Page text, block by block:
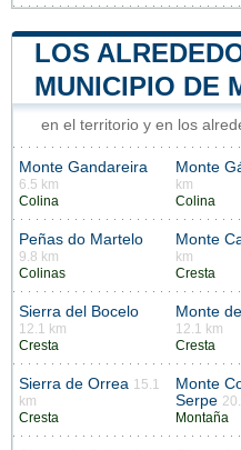
LOS
MUNICIPIO DE
en el territorio y en los
Monte Gandareira
6.5 km
Colina
Monte
km
Colina
Peñas do Martelo
9.8 km
Colinas
Monte
km
Cresta
Sierra del Bocelo
12.1 km
Cresta
Monte
12.1 km
Cresta
Sierra de Orrea 15.1
km
Cresta
Monte
Serpe
Montaña